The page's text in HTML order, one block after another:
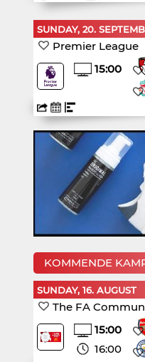
SUNDAY, 20.
Premier League
15:00
KOMMENDE
SUNDAY, 16. AUGUST
The FA
15:00
16:00